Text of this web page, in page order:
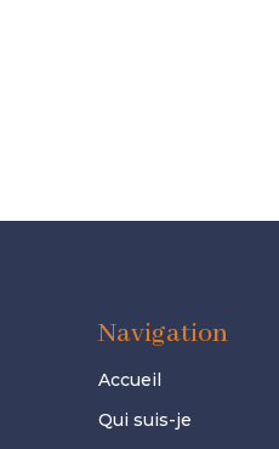
Navigation
Accueil
Qui suis-je